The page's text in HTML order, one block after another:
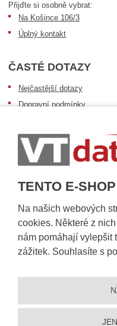
TENTO E-
Na našich webových
cookies. Některé z
nám pomáhají vylepšit
zážitek. Souhlasíte s
Přijďte si osobně vybrat:
Na Košince 106/3
Úplný kontakt
ČASTÉ DOTAZY
Nejčastější dotazy
Dopravní podmínky
Postup při převzetí zásilky
Informace k dostupnosti
© 2026, VT DATA, a.s.